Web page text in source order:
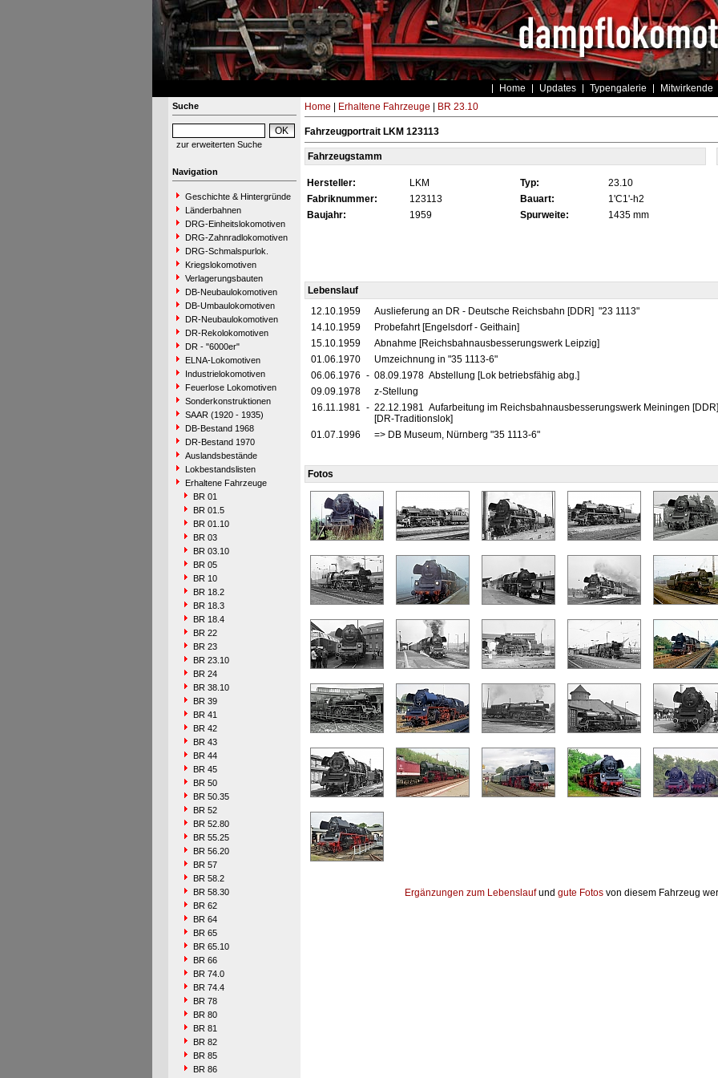
Home Updates Typengalerie Mitwirkende
Suche
zur erweiterten Suche
Navigation
Geschichte & Hintergründe
Länderbahnen
DRG-Einheitslokomotiven
DRG-Zahnradlokomotiven
DRG-Schmalspurlok.
Kriegslokomotiven
Verlagerungsbauten
DB-Neubaulokomotiven
DB-Umbaulokomotiven
DR-Neubaulokomotiven
DR-Rekolokomotiven
DR - "6000er"
ELNA-Lokomotiven
Industrielokomotiven
Feuerlose Lokomotiven
Sonderkonstruktionen
SAAR (1920 - 1935)
DB-Bestand 1968
DR-Bestand 1970
Auslandsbestände
Lokbestandslisten
Erhaltene Fahrzeuge
BR 01
BR 01.5
BR 01.10
BR 03
BR 03.10
BR 05
BR 10
BR 18.2
BR 18.3
BR 18.4
BR 22
BR 23
BR 23.10
BR 24
BR 38.10
BR 39
BR 41
BR 42
BR 43
BR 44
BR 45
BR 50
BR 50.35
BR 52
BR 52.80
BR 55.25
BR 56.20
BR 57
BR 58.2
BR 58.30
BR 62
BR 64
BR 65
BR 65.10
BR 66
BR 74.0
BR 74.4
BR 78
BR 80
BR 81
BR 82
BR 85
BR 86
Home Erhaltene Fahrzeuge BR 23.10
Fahrzeugportrait LKM 123113
Fahrzeugstamm
Hersteller: LKM Typ:
23.10
Fabriknummer:
123113 Bauart:
1'C1'-h2
Baujahr:
1959 Spurweite: 1435 mm
Lebenslauf
12.10.1959
Auslieferung an DR - Deutsche Reichsbahn [DDR] "23 1113"
14.10.1959
Probefahrt [Engelsdorf - Geithain]
15.10.1959
Abnahme [Reichsbahnausbesserungswerk Leipzig]
01.06.1970
Umzeichnung in "35 1113-6"
06.06.1976 - 08.09.1978 Abstellung [Lok betriebsfähig abg.]
09.09.1978
z-Stellung
16.11.1981 - 22.12.1981 Aufarbeitung im Reichsbahnausbesserungswerk Meiningen
[DR-Traditionslok]
01.07.1996
=> DB Museum, Nürnberg "35 1113-6"
Fotos
Ergänzungen zum Lebenslaufund gute Fotos von diesem Fahrzeug